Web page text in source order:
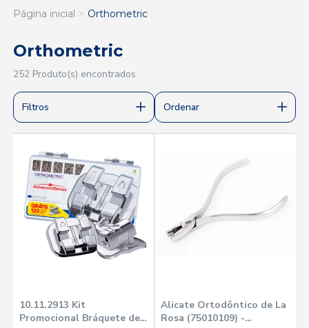
Página inicial Orthometric
Orthometric
252 Produto(s) encontrados
Filtros Ordenar
10.11.2913 Kit
Promocional Bráquete de
Alicate Ortodôntico de La
Rosa (75010109) -